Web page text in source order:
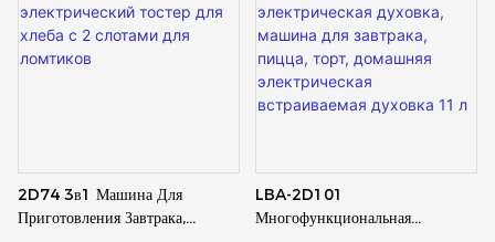
2D74 3в1 Машина Для
Приготовления Завтрака,
LBA-2D101
Многофункциональная